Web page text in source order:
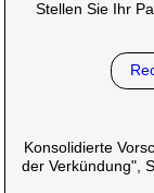
Stellen Sie Ihr
Konsolidierte
der Verkündung",